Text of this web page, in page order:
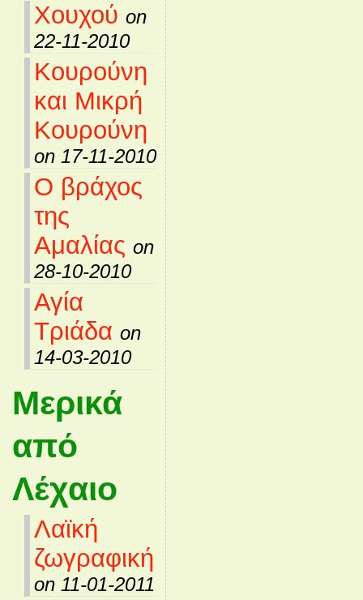
Χουχού on
22-11-2010
Κουρούνη
και Μικρή
Κουρούνη
on 17-11-2010
Ο βράχος
της
Αμαλίας on
28-10-2010
Αγία
Τριάδα on
14-03-2010
Μερικά
από
Λέχαιο
Λαϊκή
ζωγραφική
on 11-01-2011